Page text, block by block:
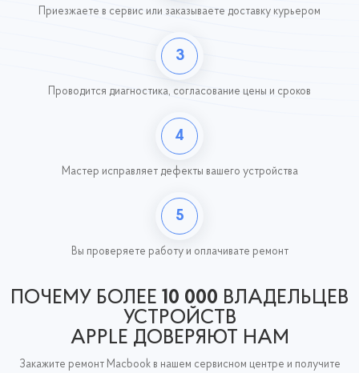
Приезжаете в сервис или заказываете доставку курьером
3
Проводится диагностика, согласование цены и сроков
4
Мастер исправляет дефекты вашего устройства
5
Вы проверяете работу и оплачивате ремонт
ПОЧЕМУ БОЛЕЕ 10 000 ВЛАДЕЛЬЦЕВ
УСТРОЙСТВ
APPLE ДОВЕРЯЮТ НАМ
Закажите ремонт Macbook в нашем сервисном центре и получите